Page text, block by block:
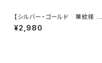
【シルバー・ゴールド 華紋様 シ
ルク帯 ポーチ】カードケース、
ポーチ小さめ、ジュエリーポー
¥2,980